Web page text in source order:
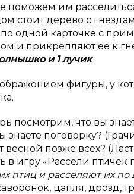
поможем им
стоит дерево с
по одной карточке с
и прикрепляют ее к
и 1 лучик
фигуры, у
посмотрим, что вы
поговорку?
позже всех?
в игру «Рассели птичек
птиц и расселяют их по
цапля, дрозд,